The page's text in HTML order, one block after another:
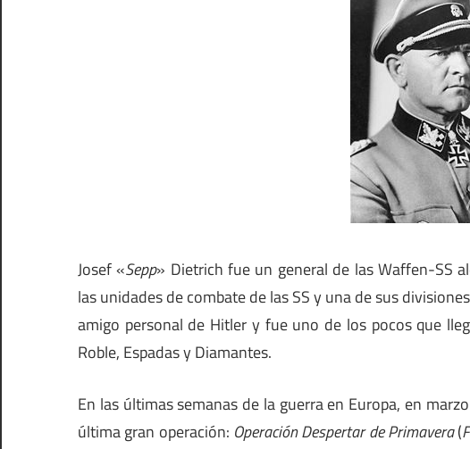
Josef «Sepp» Dietrich fue un general de las Waffen-SS
las unidades de combate de las SS y una de sus
amigo personal de Hitler y fue uno de los pocos que
Roble, Espadas y Diamantes.
En las últimas semanas de la guerra en Europa, en
última gran operación: Operación Despertar de Primavera(